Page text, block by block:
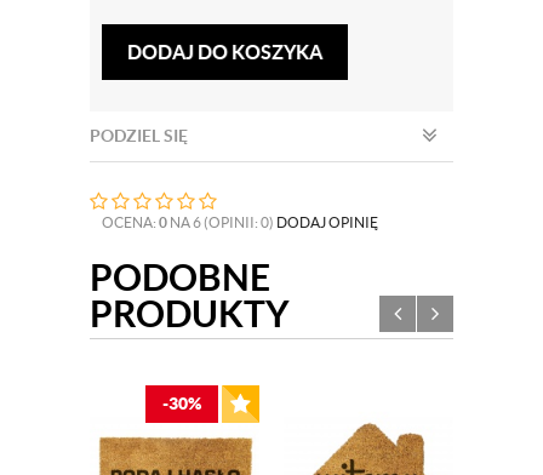
DODAJ DO KOSZYKA
PODZIEL SIĘ
OCENA: 0 NA 6 (OPINII: 0) DODAJ OPINIĘ
PODOBNE
PRODUKTY
-30%